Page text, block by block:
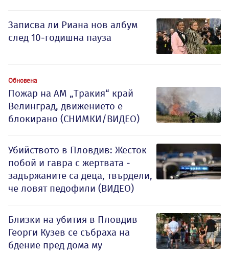
Записва ли Риана нов албум
след 10-годишна пауза
Обновена
Пожар на АМ „Тракия“ край
Велинград, движението е
блокирано (СНИМКИ/ВИДЕО)
Убийството в Пловдив: Жесток
побой и гавра с жертвата -
задържаните са деца, твърдели,
че ловят педофили (ВИДЕО)
Близки на убития в Пловдив
Георги Кузев се събраха на
бдение пред дома му